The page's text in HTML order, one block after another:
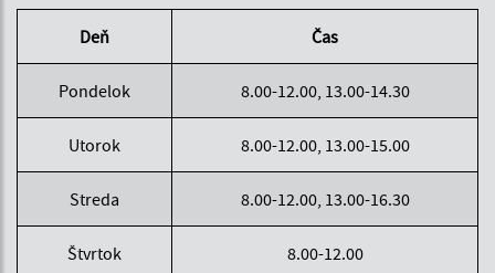
Deň Čas
Pondelok 8.00-12.00, 13.00-14.30
Utorok 8.00-12.00, 13.00-15.00
Streda 8.00-12.00, 13.00-16.30
Štvrtok 8.00-12.00